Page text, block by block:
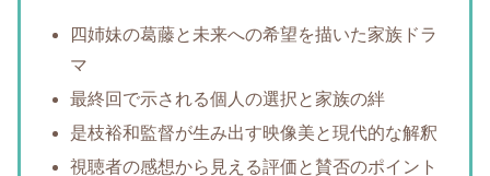
四姉妹の葛藤と未来への希望を描いた家族ドラ
マ
最終回で示される個人の選択と家族の絆
是枝裕和監督が生み出す映像美と現代的な解釈
視聴者の感想から見える評価と賛否のポイント